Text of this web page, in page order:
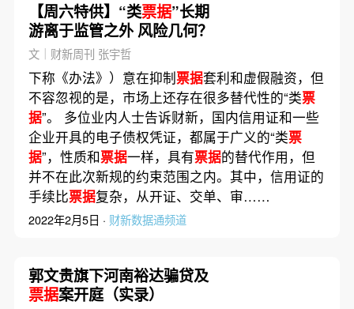
【周六特供】“类票据”长期
游离于监管之外 风险几何？
文｜财新周刊 张宇哲
下称《办法》）意在抑制票据套利和虚假融资，但
不容忽视的是，市场上还存在很多替代性的“类票
据”。 多位业内人士告诉财新，国内信用证和一些
企业开具的电子债权凭证，都属于广义的“类票
据”，性质和票据一样，具有票据的替代作用，但
并不在此次新规的约束范围之内。其中，信用证的
手续比票据复杂，从开证、交单、审……
2022年2月5日 · 财新数据通频道
郭文贵旗下河南裕达骗贷及
票据案开庭（实录）